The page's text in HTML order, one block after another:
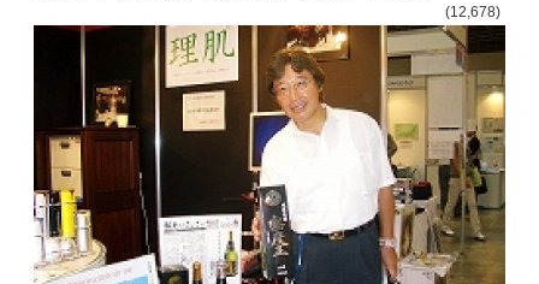
(12,678)